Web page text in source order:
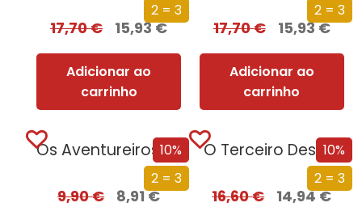
2 = 3
17,70€ 15,93€
Adicionar ao
carrinho
2 = 3
17,70€ 15,93€
Adicionar ao
carrinho
10%
2 = 3
Os Aventureiros – No Labirinto Perdido
9,90€ 8,91€
10%
2 = 3
O Terceiro Desejo
16,60€ 14,94€